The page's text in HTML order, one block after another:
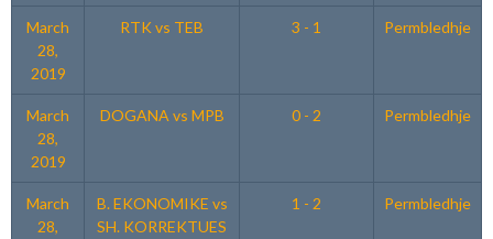
March
28,
2019
RTK vs TEB 3 - 1 Permbledhje
March
28,
2019
DOGANA vs MPB 0 - 2 Permbledhje
March
28,
B. EKONOMIKE vs
SH. KORREKTUES
1 - 2 Permbledhje